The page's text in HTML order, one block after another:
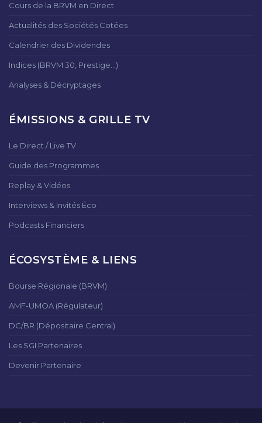
Cours de la BRVM en Direct
Actualités des Sociétés Cotées
Calendrier des Dividendes
Indices (BRVM 30, Prestige...)
Analyses & Décryptages
ÉMISSIONS & GRILLE TV
Le Direct / Live TV
Guide des Programmes
Replay & Vidéos
Interviews & Invités Éco
Podcasts Financiers
ÉCOSYSTÈME & LIENS
Bourse Régionale (BRVM)
AMF-UMOA (Régulateur)
DC/BR (Dépositaire Central)
Les SGI Partenaires
Devenir Partenaire